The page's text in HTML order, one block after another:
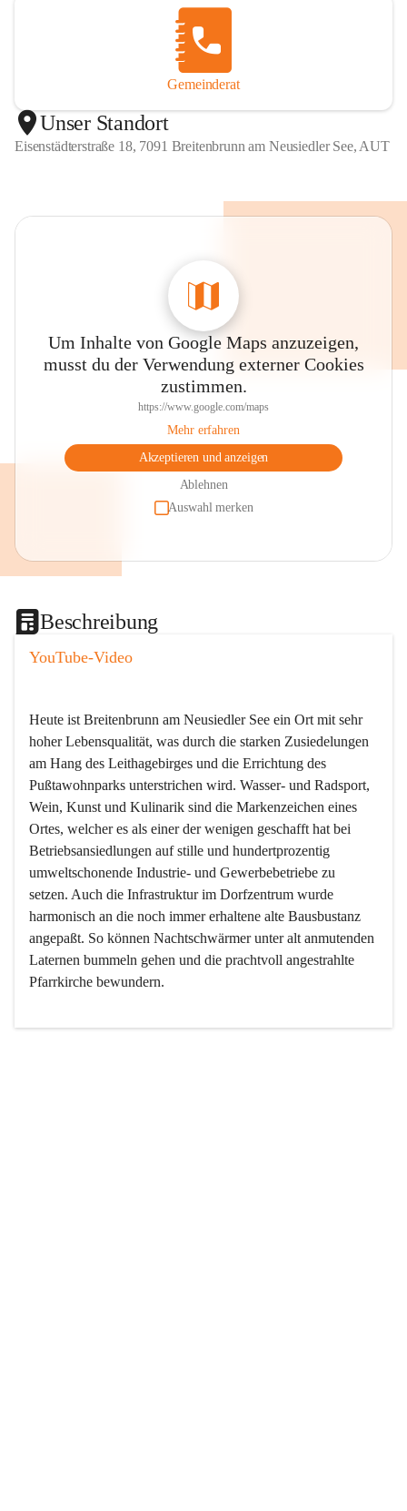
Gemeinderat
Unser Standort
Eisenstädterstraße 18, 7091 Breitenbrunn am Neusiedler See, AUT
Um Inhalte von Google Maps anzuzeigen,
musst du der Verwendung externer Cookies
zustimmen.
https://www.google.com/maps
Mehr erfahren
Akzeptieren und anzeigen
Ablehnen
Auswahl merken
Beschreibung
YouTube-Video
Heute ist Breitenbrunn am Neusiedler See ein Ort mit sehr
hoher Lebensqualität, was durch die starken Zusiedelungen
am Hang des Leithagebirges und die Errichtung des
Pußtawohnparks unterstrichen wird. Wasser- und Radsport,
Wein, Kunst und Kulinarik sind die Markenzeichen eines
Ortes, welcher es als einer der wenigen geschafft hat bei
Betriebsansiedlungen auf stille und hundertprozentig
umweltschonende Industrie- und Gewerbebetriebe zu
setzen. Auch die Infrastruktur im Dorfzentrum wurde
harmonisch an die noch immer erhaltene alte Bausbustanz
angepaßt. So können Nachtschwärmer unter alt anmutenden
Laternen bummeln gehen und die prachtvoll angestrahlte
Pfarrkirche bewundern.
Der Weinbau dominert heute nicht mehr, ist aber integrativer